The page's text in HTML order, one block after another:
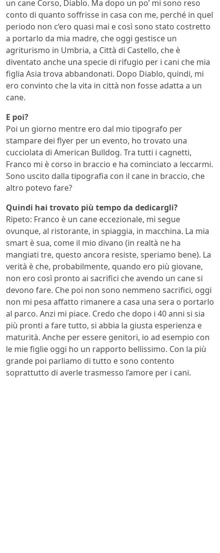
un cane Corso, Diablo. Ma dopo un po’ mi sono reso
conto di quanto soffrisse in casa con me, perché in quel
periodo non c’ero quasi mai e così sono stato costretto
a portarlo da mia madre, che oggi gestisce un
agriturismo in Umbria, a Città di Castello, che è
diventato anche una specie di rifugio per i cani che mia
figlia Asia trova abbandonati. Dopo Diablo, quindi, mi
ero convinto che la vita in città non fosse adatta a un
cane.
E poi?
Poi un giorno mentre ero dal mio tipografo per
stampare dei flyer per un evento, ho trovato una
cucciolata di American Bulldog. Tra tutti i cagnetti,
Franco mi è corso in braccio e ha cominciato a leccarmi.
Sono uscito dalla tipografia con il cane in braccio, che
altro potevo fare?
Quindi hai trovato più tempo da dedicargli?
Ripeto: Franco è un cane eccezionale, mi segue
ovunque, al ristorante, in spiaggia, in macchina. La mia
smart è sua, come il mio divano (in realtà ne ha
mangiati tre, questo ancora resiste, speriamo bene). La
verità è che, probabilmente, quando ero più giovane,
non ero così pronto ai sacrifici che avendo un cane si
devono fare. Che poi non sono nemmeno sacrifici, oggi
non mi pesa affatto rimanere a casa una sera o portarlo
al parco. Anzi mi piace. Credo che dopo i 40 anni si sia
più pronti a fare tutto, si abbia la giusta esperienza e
maturità. Anche per essere genitori, io ad esempio con
le mie figlie oggi ho un rapporto bellissimo. Con la più
grande poi parliamo di tutto e sono contento
soprattutto di averle trasmesso l’amore per i cani.